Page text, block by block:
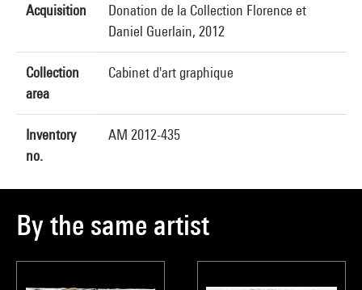
Acquisition
Donation de la Collection Florence et
Daniel Guerlain, 2012
Collection
area
Cabinet d'art graphique
Inventory
no.
AM 2012-435
By the same artist